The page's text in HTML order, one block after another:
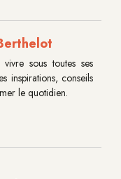
sous toutes ses
inspirations, conseils
le quotidien.